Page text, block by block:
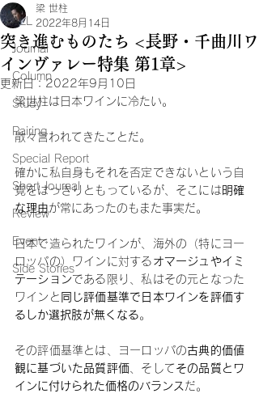
ALL
Journal
Column
Study
Pairing
Special Report
Short Journal
Review
Event
Side Stories
突き進むものたち <長野・千曲川ワ
インヴァレー特集 第1章>
梁 世柱
2022年8月14日
更新日：2022年9月10日
梁世柱は日本ワインに冷たい。
散々言われてきたことだ。
確かに私自身もそれを否定できないという自
覚をはっきりともっているが、そこには 明確
な理由が常にあったのもまた事実だ。
日本で造られたワインが、海外の（特にヨー
ロッパの）ワインに対する オマージュやイミ
テーションである限り、私はその元となった
ワインと 同じ評価基準で日本ワインを評価す
るしか選択肢が無くなる。
その評価基準とは、ヨーロッパの古典的価値
観に基づいた品質評価 、そして その品質とワ
インに付けられた価格のバランス だ。